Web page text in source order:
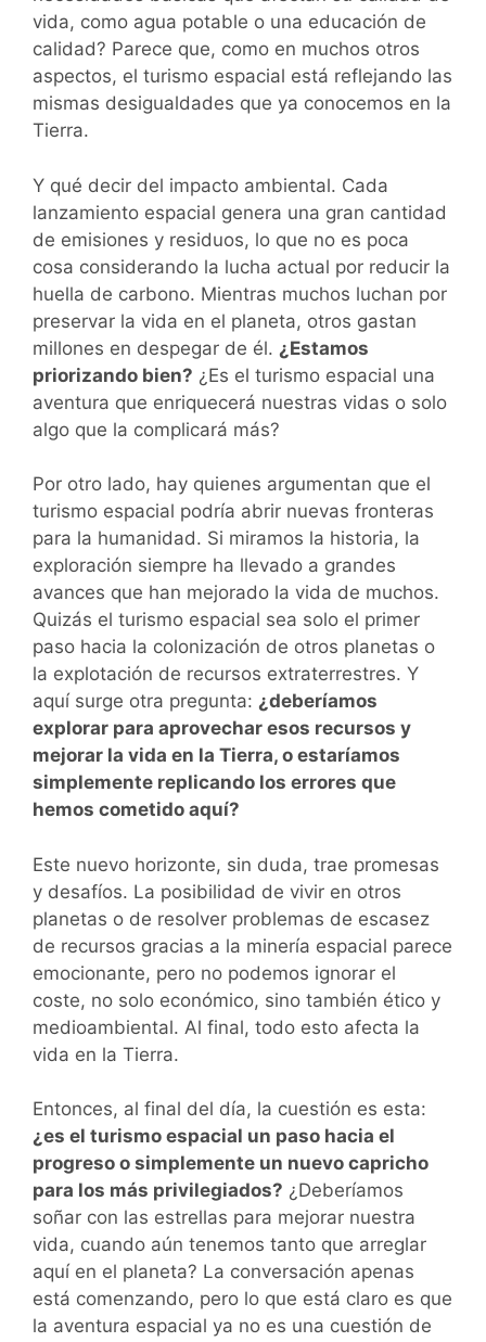
vida, como agua potable o una educación de
calidad? Parece que, como en muchos otros
aspectos, el turismo espacial está reflejando las
mismas desigualdades que ya conocemos en la
Tierra.
Y qué decir del impacto ambiental. Cada
lanzamiento espacial genera una gran cantidad
de emisiones y residuos, lo que no es poca
cosa considerando la lucha actual por reducir la
huella de carbono. Mientras muchos luchan por
preservar la vida en el planeta, otros gastan
millones en despegar de él. ¿Estamos
priorizando bien? ¿Es el turismo espacial una
aventura que enriquecerá nuestras vidas o solo
algo que la complicará más?
Por otro lado, hay quienes argumentan que el
turismo espacial podría abrir nuevas fronteras
para la humanidad. Si miramos la historia, la
exploración siempre ha llevado a grandes
avances que han mejorado la vida de muchos.
Quizás el turismo espacial sea solo el primer
paso hacia la colonización de otros planetas o
la explotación de recursos extraterrestres. Y
aquí surge otra pregunta: ¿deberíamos
explorar para aprovechar esos recursos y
mejorar la vida en la Tierra, o estaríamos
simplemente replicando los errores que
hemos cometido aquí?
Este nuevo horizonte, sin duda, trae promesas
y desafíos. La posibilidad de vivir en otros
planetas o de resolver problemas de escasez
de recursos gracias a la minería espacial parece
emocionante, pero no podemos ignorar el
coste, no solo económico, sino también ético y
medioambiental. Al final, todo esto afecta la
vida en la Tierra.
Entonces, al final del día, la cuestión es esta:
¿es el turismo espacial un paso hacia el
progreso o simplemente un nuevo capricho
para los más privilegiados? ¿Deberíamos
soñar con las estrellas para mejorar nuestra
vida, cuando aún tenemos tanto que arreglar
aquí en el planeta? La conversación apenas
está comenzando, pero lo que está claro es que
la aventura espacial ya no es una cuestión de